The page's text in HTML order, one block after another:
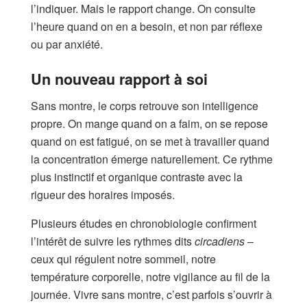
l’indiquer. Mais le rapport change. On consulte
l’heure quand on en a besoin, et non par réflexe
ou par anxiété.
Un nouveau rapport à soi
Sans montre, le corps retrouve son intelligence
propre. On mange quand on a faim, on se repose
quand on est fatigué, on se met à travailler quand
la concentration émerge naturellement. Ce rythme
plus instinctif et organique contraste avec la
rigueur des horaires imposés.
Plusieurs études en chronobiologie confirment
l’intérêt de suivre les rythmes ditscircadiens–
ceux qui régulent notre sommeil, notre
température corporelle, notre vigilance au fil de la
journée. Vivre sans montre, c’est parfois s’ouvrir à